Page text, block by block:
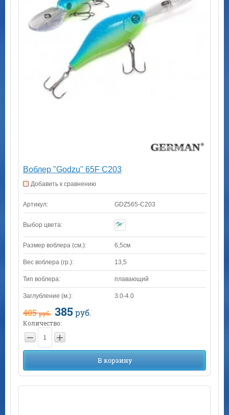
Воблер "Godzu" 65F C203
Добавить к сравнению
Артикул: GDZ565-C203
Выбор цвета:
Размер воблера (см.): 6,5см
Вес воблера (гр.): 13,5
Тип воблера: плавающий
Заглубление (м.): 3.0-4.0
405руб. 385руб.
Количество:
− +
В корзину